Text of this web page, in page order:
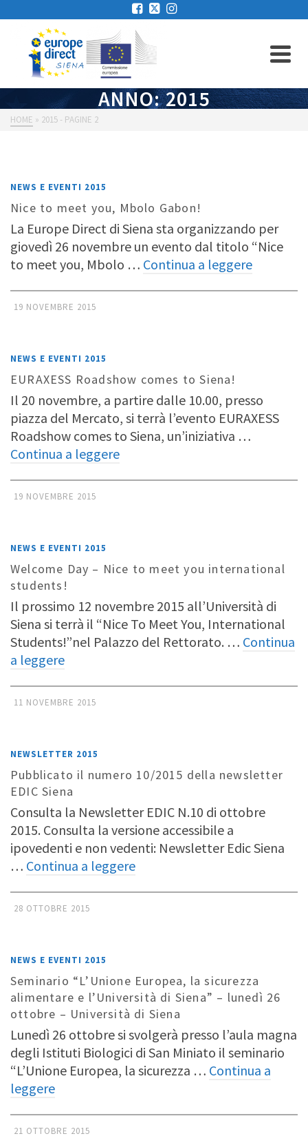
ANNO: 2015
HOME » 2015 - PAGINE 2
NEWS E EVENTI 2015
Nice to meet you, Mbolo Gabon!
La Europe Direct di Siena sta organizzando per
giovedì 26 novembre un evento dal titolo “Nice
to meet you, Mbolo … Continua a leggere
19 NOVEMBRE 2015
NEWS E EVENTI 2015
EURAXESS Roadshow comes to Siena!
Il 20 novembre, a partire dalle 10.00, presso
piazza del Mercato, si terrà l’evento EURAXESS
Roadshow comes to Siena, un’iniziativa …
Continua a leggere
19 NOVEMBRE 2015
NEWS E EVENTI 2015
Welcome Day – Nice to meet you international
students!
Il prossimo 12 novembre 2015 all’Università di
Siena si terrà il “Nice To Meet You, International
Students!”nel Palazzo del Rettorato. … Continua
a leggere
11 NOVEMBRE 2015
NEWSLETTER 2015
Pubblicato il numero 10/2015 della newsletter
EDIC Siena
Consulta la Newsletter EDIC N.10 di ottobre
2015. Consulta la versione accessibile a
ipovedenti e non vedenti: Newsletter Edic Siena
… Continua a leggere
28 OTTOBRE 2015
NEWS E EVENTI 2015
Seminario “L’Unione Europea, la sicurezza
alimentare e l’Università di Siena” – lunedì 26
ottobre – Università di Siena
Lunedì 26 ottobre si svolgerà presso l’aula magna
degli Istituti Biologici di San Miniato il seminario
“L’Unione Europea, la sicurezza … Continua a
leggere
21 OTTOBRE 2015